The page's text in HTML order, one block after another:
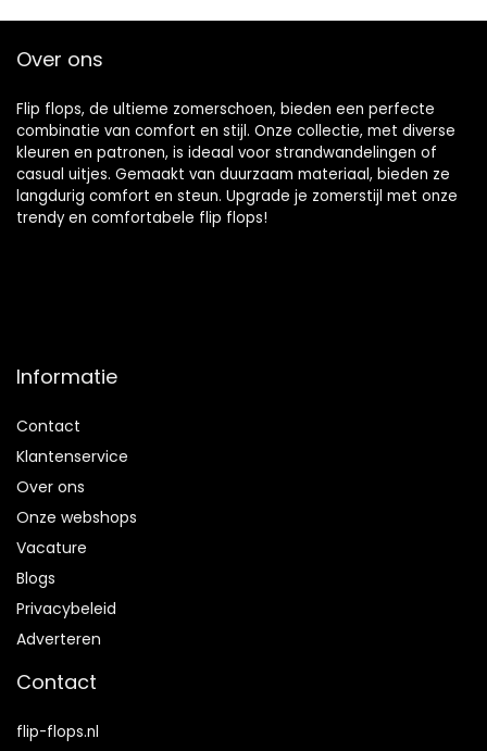
Over ons
Flip flops, de ultieme zomerschoen, bieden een perfecte
combinatie van comfort en stijl. Onze collectie, met diverse
kleuren en patronen, is ideaal voor strandwandelingen of
casual uitjes. Gemaakt van duurzaam materiaal, bieden ze
langdurig comfort en steun. Upgrade je zomerstijl met onze
trendy en comfortabele flip flops!
Informatie
Contact
Klantenservice
Over ons
Onze webshops
Vacature
Blogs
Privacybeleid
Adverteren
Contact
flip-flops.nl